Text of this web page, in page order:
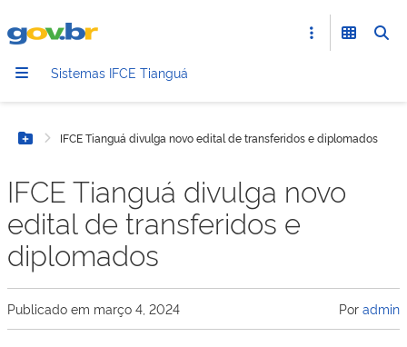
Sistemas IFCE Tianguá
Botão Menu
IFCE Tianguá divulga novo edital de transferidos e diplomados
IFCE Tianguá divulga novo
edital de transferidos e
diplomados
Publicado em março 4, 2024 Por admin